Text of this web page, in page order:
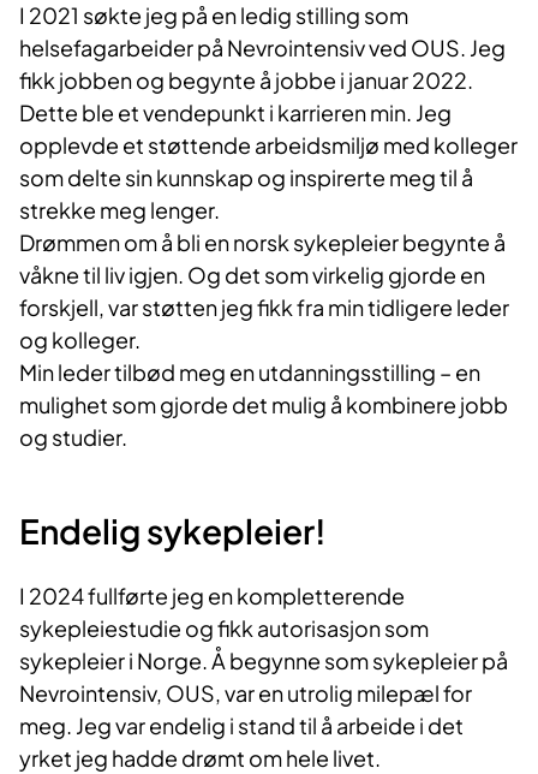
I 2021 søkte jeg på en ledig stilling som
helsefagarbeider på Nevrointensiv ved OUS. Jeg
fikk jobben og begynte å jobbe i januar 2022.
Dette ble et vendepunkt i karrieren min. Jeg
opplevde et støttende arbeidsmiljø med kolleger
som delte sin kunnskap og inspirerte meg til å
strekke meg lenger.
Drømmen om å bli en norsk sykepleier begynte å
våkne til liv igjen. Og det som virkelig gjorde en
forskjell, var støtten jeg fikk fra min tidligere leder
og kolleger.
Min leder tilbød meg en utdanningsstilling – en
mulighet som gjorde det mulig å kombinere jobb
og studier.
Endelig sykepleier!
I 2024 fullførte jeg en kompletterende
sykepleiestudie og fikk autorisasjon som
sykepleier i Norge. Å begynne som sykepleier på
Nevrointensiv, OUS, var en utrolig milepæl for
meg. Jeg var endelig i stand til å arbeide i det
yrket jeg hadde drømt om hele livet.